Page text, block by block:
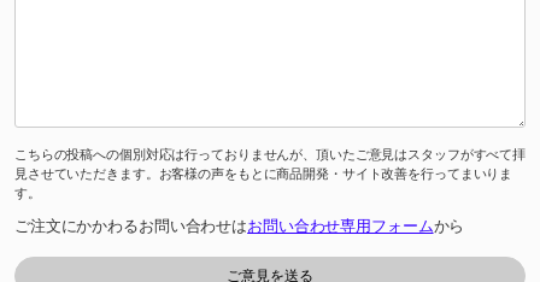
こちらの投稿への個別対応は行っておりませんが、頂いたご意見はスタッフがすべて拝
見させていただきます。お客様の声をもとに商品開発・サイト改善を行ってまいりま
す。
ご注文にかかわるお問い合わせはお問い合わせ専用フォームから